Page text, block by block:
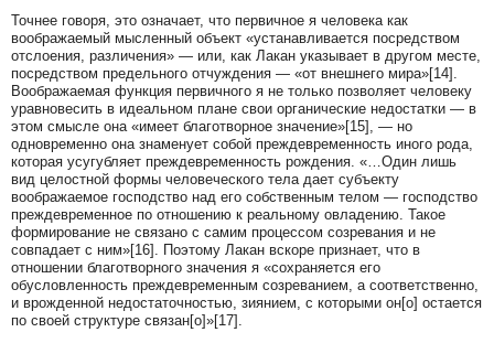
Точнее говоря, это означает, что первичное я человека как
воображаемый мысленный объект «устанавливается посредством
отслоения, различения» — или, как Лакан указывает в другом месте,
посредством предельного отчуждения — «от внешнего мира»[14].
Воображаемая функция первичного я не только позволяет человеку
уравновесить в идеальном плане свои органические недостатки — в
этом смысле она «имеет благотворное значение»[15], — но
одновременно она знаменует собой преждевременность иного рода,
которая усугубляет преждевременность рождения. «…Один лишь
вид целостной формы человеческого тела дает субъекту
воображаемое господство над его собственным телом — господство
преждевременное по отношению к реальному овладению. Такое
формирование не связано с самим процессом созревания и не
совпадает с ним»[16]. Поэтому Лакан вскоре признает, что в
отношении благотворного значения я «сохраняется его
обусловленность преждевременным созреванием, а соответственно,
и врожденной недостаточностью, зиянием, с которыми он[о] остается
по своей структуре связан[о]»[17].